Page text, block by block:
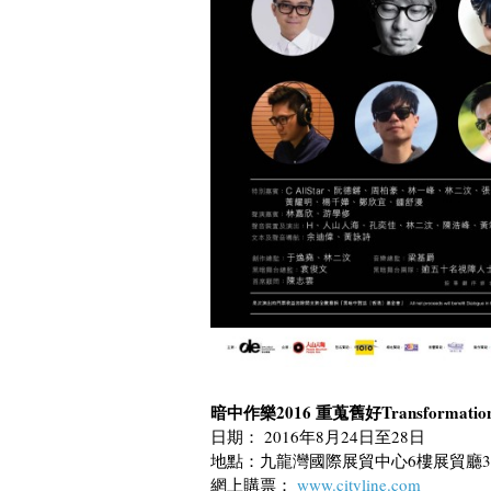
暗中作樂2016 重蒐舊好
日期： 2016年8月24日至28日
地點：九龍灣國際展貿中心6樓展貿廳3
網上購票： www.cityline.com